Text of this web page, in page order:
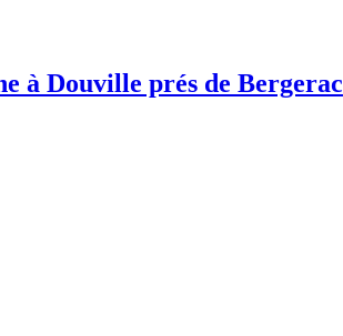
à Douville prés de Bergerac